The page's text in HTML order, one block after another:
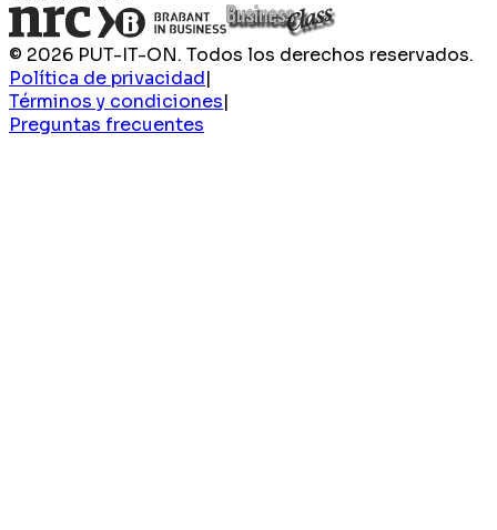
© 2026 PUT-IT-ON. Todos los derechos reservados.
Política de privacidad|
Términos y condiciones|
Preguntas frecuentes